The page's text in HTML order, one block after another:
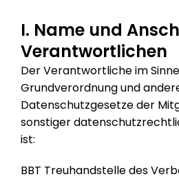
I. Name und
Verantwortlichen
Der Verantwortliche im
Grundverordnung und
Datenschutzgesetze der
sonstiger
ist:
BBT Treuhandstelle des